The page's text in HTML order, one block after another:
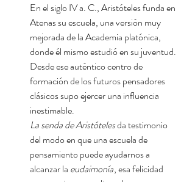
En el siglo IV a. C., Aristóteles funda en
Atenas su escuela, una versión muy
mejorada de la Academia platónica,
donde él mismo estudió en su juventud.
Desde ese auténtico centro de
formación de los futuros pensadores
clásicos supo ejercer una influencia
inestimable.
La senda de Aristótelesda testimonio
del modo en que una escuela de
pensamiento puede ayudarnos a
alcanzar la eudaimonía, esa felicidad